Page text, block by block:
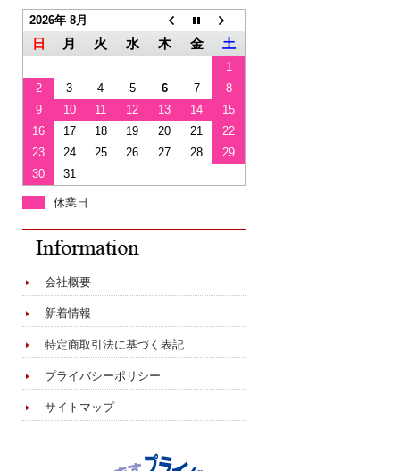
2026年 8月
日 月 火 水 木 金 土
1
2
3 4 5 6 7
8
9
10 11 12 13 14
15
16
17 18 19 20 21
22
23
24 25 26 27 28
29
30
31
休業日
会社概要
新着情報
特定商取引法に基づく表記
プライバシーポリシー
サイトマップ